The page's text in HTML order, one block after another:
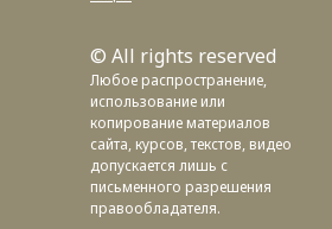
© All rights reserved
Любое распространение,
использование или
копирование материалов
сайта, курсов, текстов, видео
допускается лишь с
письменного разрешения
правообладателя.